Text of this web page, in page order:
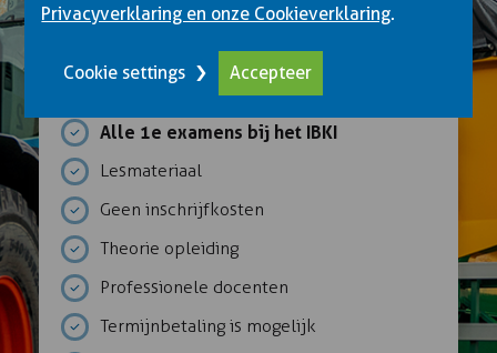
Alles wat je nodig hebt
Alle 1e examens bij het IBKI
Lesmateriaal
Geen inschrijfkosten
Theorie opleiding
Professionele docenten
Termijnbetaling is mogelijk
Privacyverklaring en onze Cookieverklaring.
Cookie settings Accepteer